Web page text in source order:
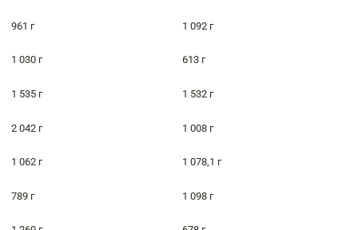
961 г 1 092 г
1 030 г 613 г
1 535 г 1 532 г
2 042 г 1 008 г
1 062 г 1 078,1 г
789 г 1 098 г